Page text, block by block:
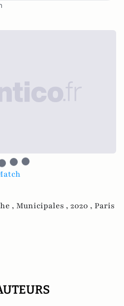
, Municipales , 2020 , Paris